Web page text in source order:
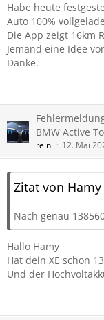
Habe heute
Auto 100%
Die App zeigt 16km
Jemand eine Idee
Danke.
BMW Active
reini 12. Mai
Zitat von Hamy
Nach genau
Hallo Hamy
Hat dein XE schon
Und der